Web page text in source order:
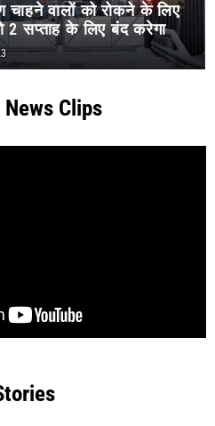
वालों को रोकने के लिए
2 सप्ताह के लिए बंद करेगा
Clips